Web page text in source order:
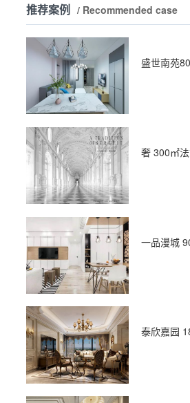
推荐案例 / Recommended case
盛世南苑
奢 300㎡
一品漫城